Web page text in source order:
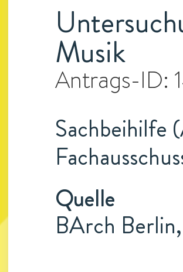
Musik
Antrags-ID:
Sachbeihilfe
Quelle
BArch